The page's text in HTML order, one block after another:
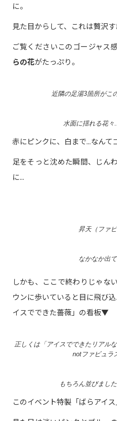
に。
見た目からして、これは贅沢す
ご覧くださいこのゴージャス
らの花がたっぷり。
近隣の足湯3箇所がこ
水面に揺れる花々
赤にピンクに、白まで...なんて
足をそっと沈めた瞬間、じん
に...
昇天（ファビ
なかなか出て
しかも、ここで終わりじゃな
ウンに歩いていると目に飛び
イスでできた薔薇」の看板▼
正しくは「アイスでできたリアル
notファビュラ
もちろん並びまし
このイベント特製「ばらアイス